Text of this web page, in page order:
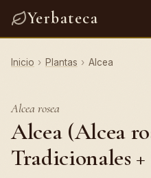
Yerbateca
Inicio › Plantas › Alcea
Alcea rosea
Alcea (Alcea
Tradicionales